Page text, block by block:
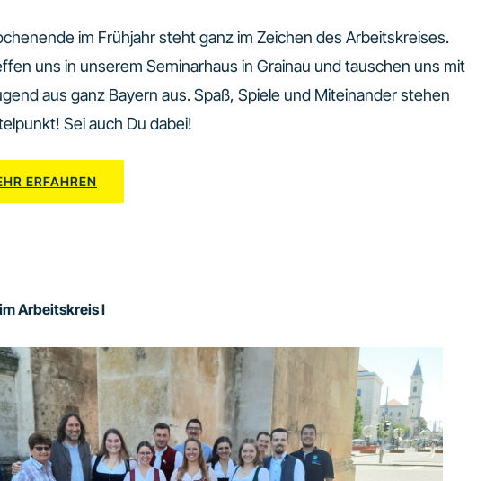
im Frühjahr steht ganz im Zeichen des Arbeitskreises.
uns in unserem Seminarhaus in Grainau und tauschen uns mit
aus ganz Bayern aus. Spaß, Spiele und Miteinander stehen
Sei auch Du dabei!
ERFAHREN
Arbeitskreis I